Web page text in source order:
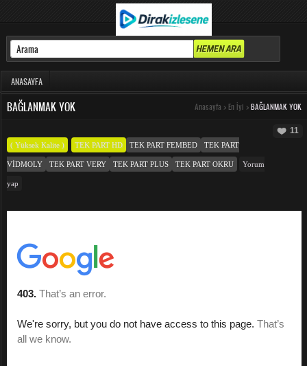
ANASAYFA
BAĞLANMAK YOK Anasayfa > En İyi > BAĞLANMAK YOK
11
( Yüksek Kalite ) TEK PART HD TEK PART FEMBED TEK PART
VIDMOLY TEK PART VERY TEK PART PLUS TEK PART OKRU Yorum
yap